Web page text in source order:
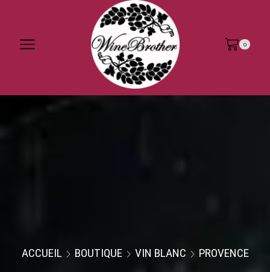
0
ACCUEIL BOUTIQUE VIN BLANC PROVENCE